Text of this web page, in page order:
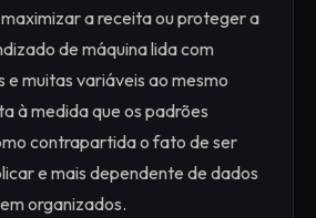
a receita ou proteger a
de máquina lida com
e muitas variáveis ao mesmo
à medida que os padrões
contrapartida o fato de ser
e mais dependente de dados
organizados.